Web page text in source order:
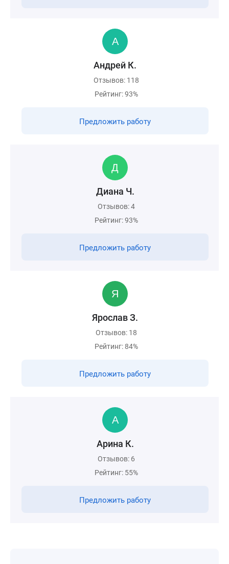
Андрей К.
Отзывов: 118
Рейтинг: 93%
Предложить работу
Диана Ч.
Отзывов: 4
Рейтинг: 93%
Предложить работу
Ярослав З.
Отзывов: 18
Рейтинг: 84%
Предложить работу
Арина К.
Отзывов: 6
Рейтинг: 55%
Предложить работу